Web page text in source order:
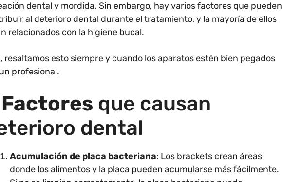
dental y mordida. Sin embargo, hay varios factores que pueden
al deterioro dental durante el tratamiento, y la mayoría de ellos
relacionados con la higiene bucal.
resaltamos esto siempre y cuando los aparatos estén bien pegados
profesional.
Factores que causan
dental
Acumulación de placa bacteriana: Los brackets crean áreas
donde los alimentos y la placa pueden acumularse más fácilmente.